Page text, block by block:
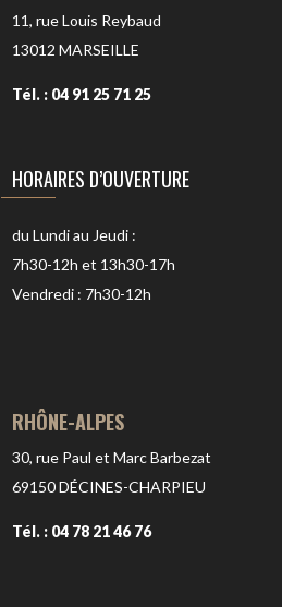
11, rue Louis Reybaud
13012MARSEILLE
Tél. : 04 91 25 71 25
HORAIRES D’OUVERTURE
du Lundi au Jeudi :
7h30-12h et 13h30-17h
Vendredi : 7h30-12h
RHÔNE-ALPES
30, rue Paul et Marc Barbezat
69150DÉCINES-CHARPIEU
Tél. : 04 78 21 46 76